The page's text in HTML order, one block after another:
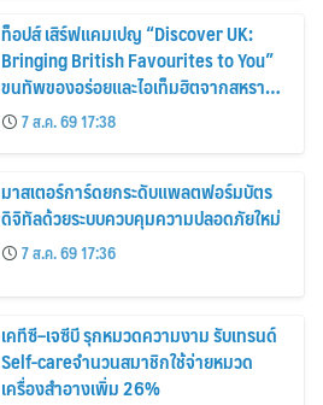
ท็อปส์ เสิร์ฟแคมเปญ “Discover UK:
Bringing British Favourites to You”
ขนทัพของอร่อยและไอเท็มฮิตจากสหราช
อาณาจักร ส่งตรงถึงมือตั้งแต่วันนี้ – 18
สิงหาคมนี้
7 ส.ค. 69 17:38
มาสเตอร์การ์ดยกระดับแพลตฟอร์มบัตร
ดิจิทัลด้วยระบบควบคุมความปลอดภัยใหม่
7 ส.ค. 69 17:36
เคทีซี–เจซีบี รุกหมวดความงาม รับเทรนด์
Self-careจำนวนสมาชิกใช้จ่ายหมวด
เครื่องสำอางเพิ่ม 26%